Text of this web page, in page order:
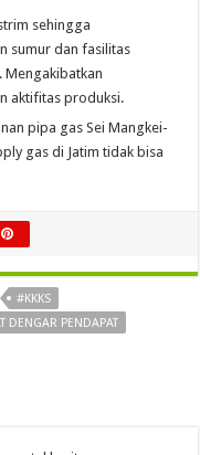
sehingga
sumur dan fasilitas
aktifitas produksi.
pipa gas Sei Mangkei-
gas di Jatim tidak bisa
#KKKS
DENGAR PENDAPAT